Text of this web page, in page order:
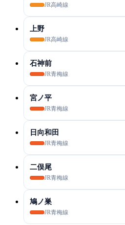
JR高崎線
上野
JR高崎線
石神前
JR青梅線
宮ノ平
JR青梅線
日向和田
JR青梅線
二俣尾
JR青梅線
鳩ノ巣
JR青梅線